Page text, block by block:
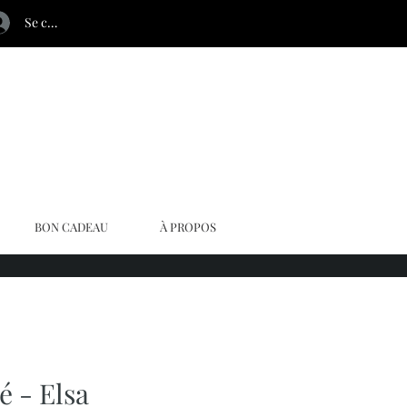
Se connecter
BON CADEAU À PROPOS
- Elsa